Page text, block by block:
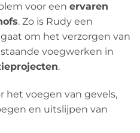
voor een ervaren
. Zo is Rudy een
om het verzorgen van
voegwerken in
.
het voegen van gevels,
en uitslijpen van